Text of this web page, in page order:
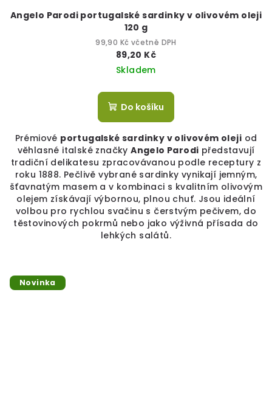
Angelo Parodi portugalské sardinky v olivovém oleji
120 g
99,90 Kč včetně DPH
89,20 Kč
Skladem
Do košíku
Prémiové portugalské sardinky v olivovém oleji od
věhlasné italské značkyAngelo Parodi představují
tradiční delikatesu zpracovávanou podle receptury z
roku 1888. Pečlivě vybrané sardinky vynikají jemným,
šťavnatým masem a v kombinaci s kvalitním olivovým
olejem získávají výbornou, plnou chuť. Jsou ideální
volbou pro rychlou svačinu s čerstvým pečivem, do
těstovinových pokrmů nebo jako výživná přísada do
lehkých salátů.
Novinka